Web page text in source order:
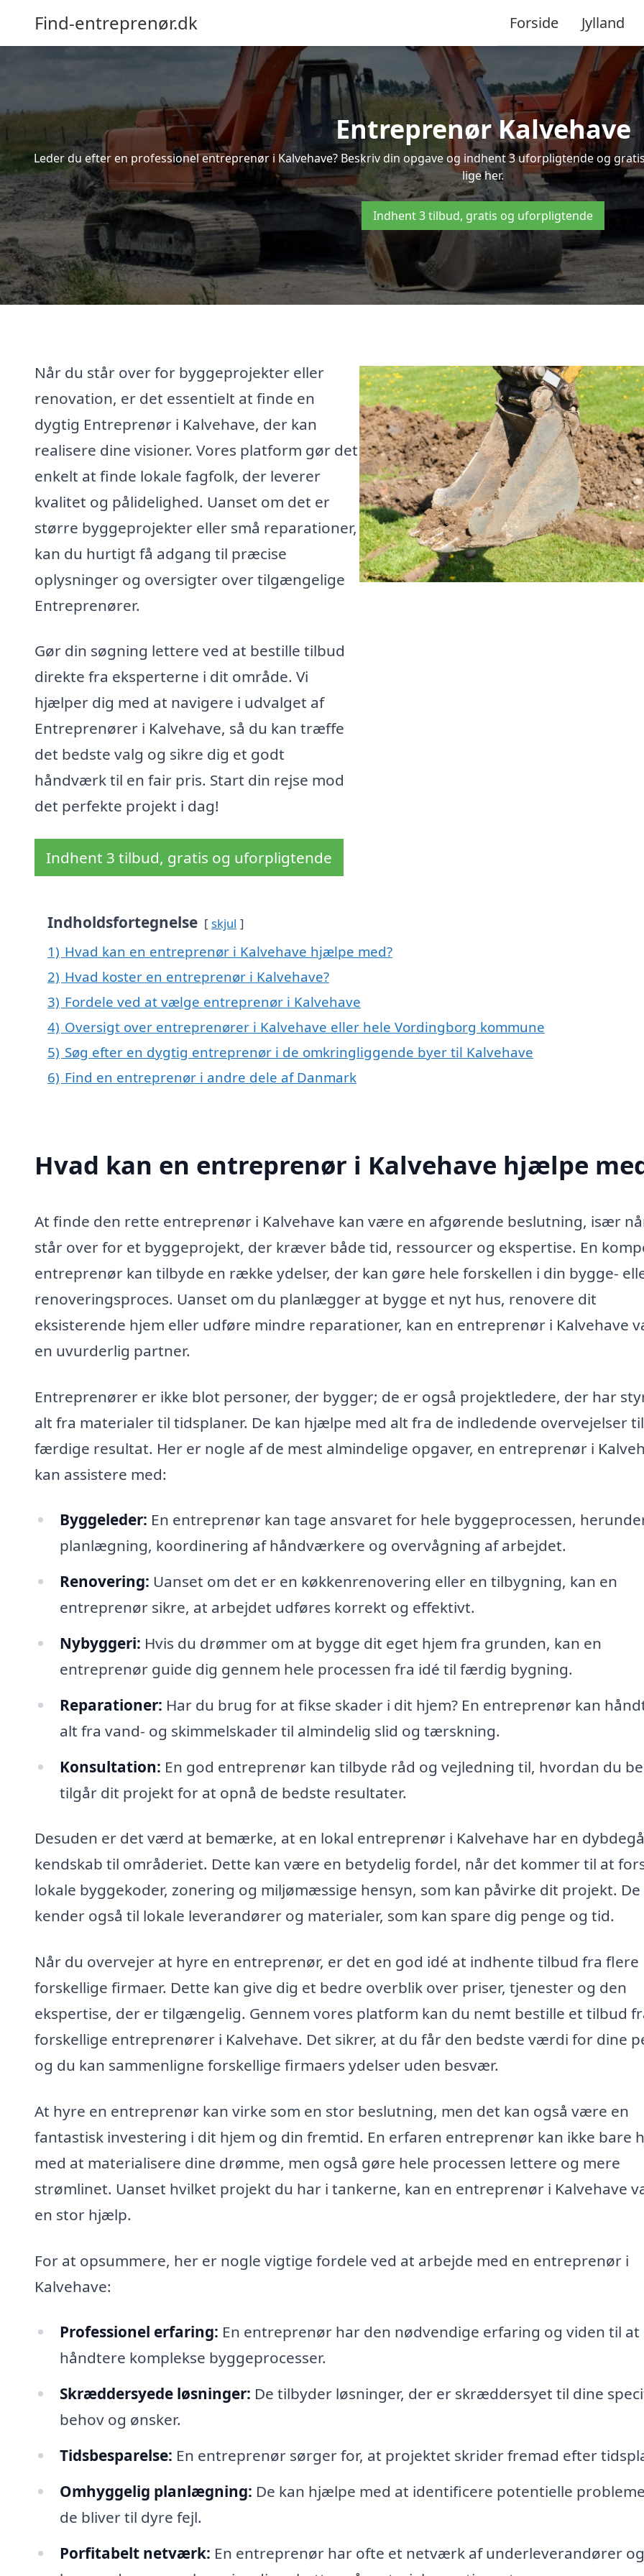
Find-entreprenør.dk Forside Jylland
Entreprenør Kalvehave
Leder du efter en professionel entreprenør i Kalvehave? Beskriv din opgave og indhent 3 uforpligtende og
lige her.
Indhent 3 tilbud, gratis og uforpligtende
Når du står over for byggeprojekter eller
renovation, er det essentielt at finde en
dygtig Entreprenør i Kalvehave, der kan
realisere dine visioner. Vores platform gør det
enkelt at finde lokale fagfolk, der leverer
kvalitet og pålidelighed. Uanset om det er
større byggeprojekter eller små reparationer,
kan du hurtigt få adgang til præcise
oplysninger og oversigter over tilgængelige
Entreprenører.
Gør din søgning lettere ved at bestille tilbud
direkte fra eksperterne i dit område. Vi
hjælper dig med at navigere i udvalget af
Entreprenører i Kalvehave, så du kan træffe
det bedste valg og sikre dig et godt
håndværk til en fair pris. Start din rejse mod
det perfekte projekt i dag!
Indhent 3 tilbud, gratis og uforpligtende
Indholdsfortegnelse skjul
1) Hvad kan en entreprenør i Kalvehave hjælpe med?
2) Hvad koster en entreprenør i Kalvehave?
3) Fordele ved at vælge entreprenør i Kalvehave
4) Oversigt over entreprenører i Kalvehave eller hele Vordingborg kommune
5) Søg efter en dygtig entreprenør i de omkringliggende byer til Kalvehave
6) Find en entreprenør i andre dele af Danmark
Hvad kan en entreprenør i Kalvehave hjælpe
At finde den rette entreprenør i Kalvehave kan være en afgørende beslutning, især
står over for et byggeprojekt, der kræver både tid, ressourcer og ekspertise. En
entreprenør kan tilbyde en række ydelser, der kan gøre hele forskellen i din bygge-
renoveringsproces. Uanset om du planlægger at bygge et nyt hus, renovere dit
eksisterende hjem eller udføre mindre reparationer, kan en entreprenør i Kalvehave
en uvurderlig partner.
Entreprenører er ikke blot personer, der bygger; de er også projektledere, der har
alt fra materialer til tidsplaner. De kan hjælpe med alt fra de indledende overvejelser
færdige resultat. Her er nogle af de mest almindelige opgaver, en entreprenør i
kan assistere med:
Byggeleder: En entreprenør kan tage ansvaret for hele byggeprocessen,
planlægning, koordinering af håndværkere og overvågning af arbejdet.
Renovering: Uanset om det er en køkkenrenovering eller en tilbygning, kan en
entreprenør sikre, at arbejdet udføres korrekt og effektivt.
Nybyggeri: Hvis du drømmer om at bygge dit eget hjem fra grunden, kan en
entreprenør guide dig gennem hele processen fra idé til færdig bygning.
Reparationer: Har du brug for at fikse skader i dit hjem? En entreprenør kan
alt fra vand- og skimmelskader til almindelig slid og tærskning.
Konsultation: En god entreprenør kan tilbyde råd og vejledning til, hvordan du
tilgår dit projekt for at opnå de bedste resultater.
Desuden er det værd at bemærke, at en lokal entreprenør i Kalvehave har en
kendskab til områderiet. Dette kan være en betydelig fordel, når det kommer til at
lokale byggekoder, zonering og miljømæssige hensyn, som kan påvirke dit projekt. De
kender også til lokale leverandører og materialer, som kan spare dig penge og tid.
Når du overvejer at hyre en entreprenør, er det en god idé at indhente tilbud fra flere
forskellige firmaer. Dette kan give dig et bedre overblik over priser, tjenester og den
ekspertise, der er tilgængelig. Gennem vores platform kan du nemt bestille et tilbud
forskellige entreprenører i Kalvehave. Det sikrer, at du får den bedste værdi for dine
og du kan sammenligne forskellige firmaers ydelser uden besvær.
At hyre en entreprenør kan virke som en stor beslutning, men det kan også være en
fantastisk investering i dit hjem og din fremtid. En erfaren entreprenør kan ikke bare
med at materialisere dine drømme, men også gøre hele processen lettere og mere
strømlinet. Uanset hvilket projekt du har i tankerne, kan en entreprenør i Kalvehave
en stor hjælp.
For at opsummere, her er nogle vigtige fordele ved at arbejde med en entreprenør i
Kalvehave:
Professionel erfaring: En entreprenør har den nødvendige erfaring og viden til at
håndtere komplekse byggeprocesser.
Skræddersyede løsninger: De tilbyder løsninger, der er skræddersyet til dine
behov og ønsker.
Tidsbesparelse: En entreprenør sørger for, at projektet skrider fremad efter
Omhyggelig planlægning: De kan hjælpe med at identificere potentielle
de bliver til dyre fejl.
Porfitabelt netværk: En entreprenør har ofte et netværk af underleverandører og